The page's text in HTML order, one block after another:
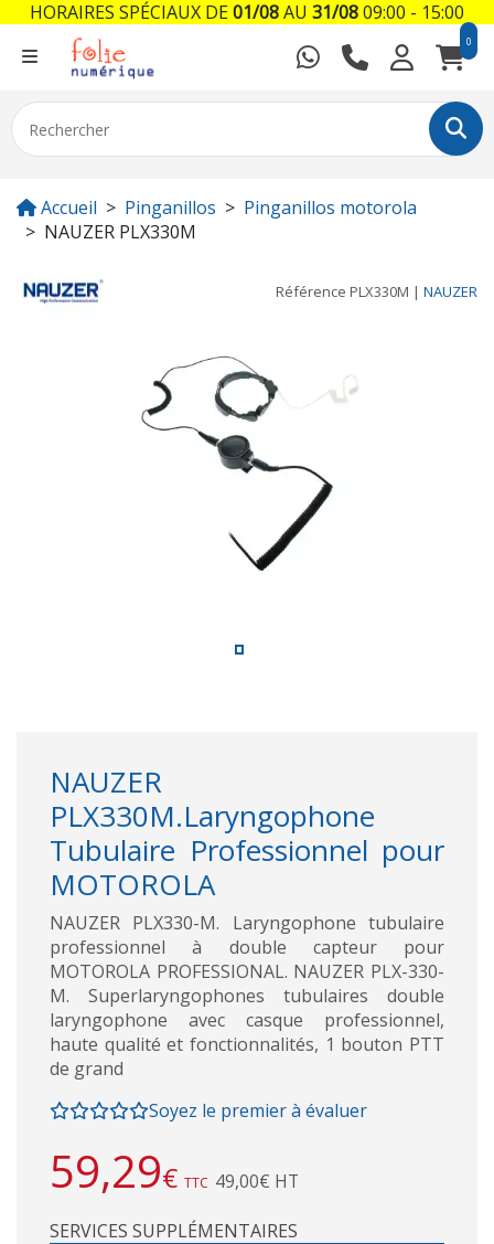
0
Accueil Pinganillos
Pinganillos motorola
NAUZER PLX330M
Référence PLX330M | NAUZER
NAUZER
PLX330M.Laryngophone
Tubulaire Professionnel pour
MOTOROLA
NAUZER PLX330-M. Laryngophone tubulaire
professionnel à double capteur pour
MOTOROLA PROFESSIONAL. NAUZER PLX-330-
M. Superlaryngophones tubulaires double
laryngophone avec casque professionnel,
haute qualité et fonctionnalités, 1 bouton PTT
de grand
Soyez le premier à évaluer
59,29€ TTC 49,00€ HT
SERVICES SUPPLÉMENTAIRES
HORAIRES SPÉCIAUX DE01/08AU 31/0809:00 - 15:00